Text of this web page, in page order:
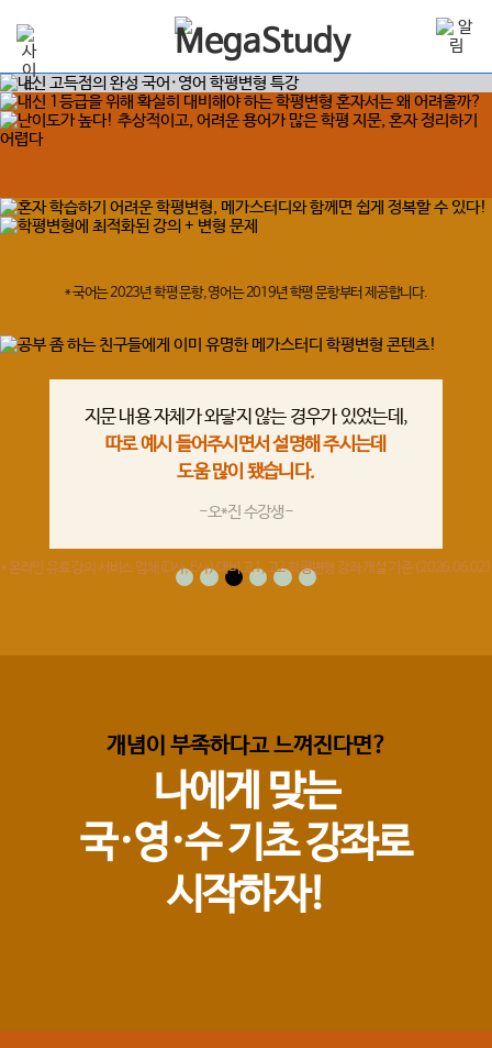
* 온라인 유료 강의 서비스 업체(D사, E사) 대비 고1, 고2 학평변형 강좌 개설 기준 (2026.06.02)
* 국어는 2023년 학평 문항, 영어는 2019년 학평 문항부터 제공합니다.
지문 내용 자체가 와닿지 않는 경우가 있었는데,
따로 예시 들어주시면서 설명해 주시는데
도움 많이 됐습니다.
-오*진 수강생-
개념이 부족하다고 느껴진다면?
나에게 맞는
국·영·수 기초 강좌로
시작하자!